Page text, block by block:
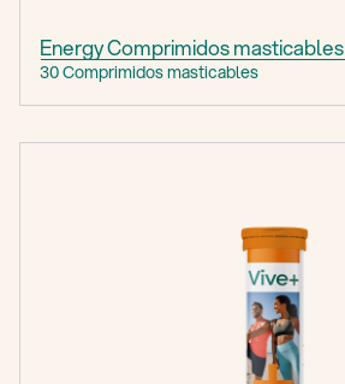
Energy Comprimidos masticables
30 Comprimidos masticables